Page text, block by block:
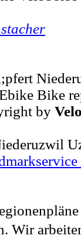
stacher
Bike
by
Wir